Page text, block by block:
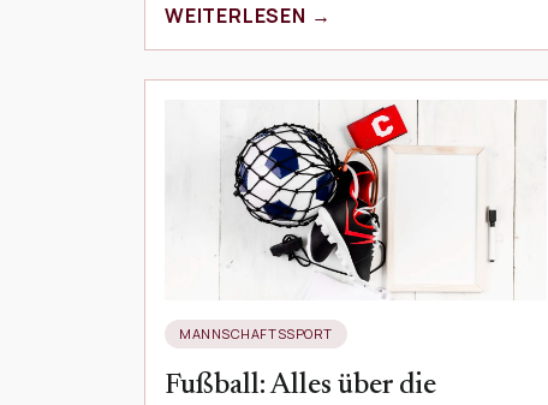
Artikel erklärt die wichtigsten …
WEITERLESEN →
MANNSCHAFTSSPORT
Fußball: Alles über die